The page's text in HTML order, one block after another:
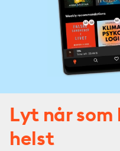
Lyt når som
helst